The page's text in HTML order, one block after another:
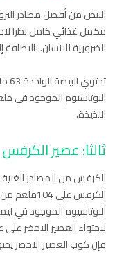
البيض من أفضل مصادر
مكمل غذائي كامل نظرا
الضرورية للانسان.
البوتاسيوم الموجود في
اللذيذة.
ثالثا: عصير الكرفس
الكرفس من المصادر
الكرفس
البوتاسيوم الموجود في
لاحتواء العصير الاخضر
فإن كوب العصير الاخضر